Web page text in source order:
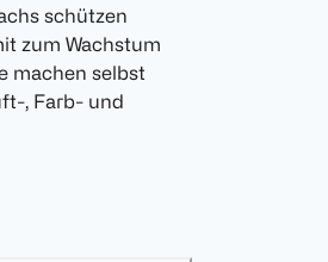
schützen
zum Wachstum
machen selbst
, Farb- und